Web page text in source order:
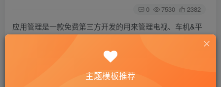
0 7530 2382
应用管理是一款免费第三方开发的用来管理电视、车机&平
板应用、文件的实用工具，同时还能提取电视应用，可实现
传送应用到电视进行安装。众所周知，某些电视对应系统自
带的文件管理器要么功能界面过于简陋要么系统过新难以查
主题模板推荐